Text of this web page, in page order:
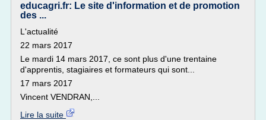
educagri.fr: Le site d'information et de promotion
des ...
L'actualité
22 mars 2017
Le mardi 14 mars 2017, ce sont plus d'une trentaine
d'apprentis, stagiaires et formateurs qui sont...
17 mars 2017
Vincent VENDRAN,...
Lire la suite